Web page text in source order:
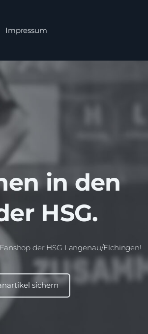
Impressum
in den
HSG.
der HSG Langenau/Elchingen!
sichern​